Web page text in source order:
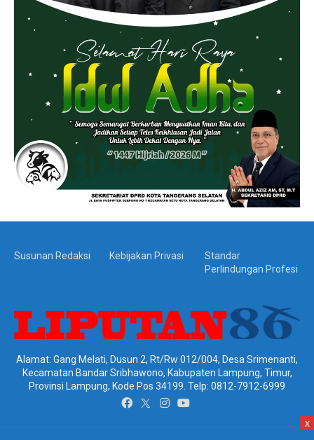
Susunan Redaksi Kebijakan Privasi
Standar
Perlindungan Profesi
Alamat: Gang Melati, Dusun 2, Rt/Rw 012/004, Desa Srimenanti,
Kecamatan Bandar Sribhawono, Kabupaten Lampung, Timur,
Provinsi Lampung, Kode Pos 34199. Telp: 0812-7912-6999
x